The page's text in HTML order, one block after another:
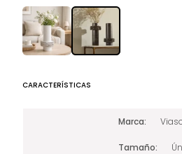
CARACTERÍSTICAS
Marca
Tamaño